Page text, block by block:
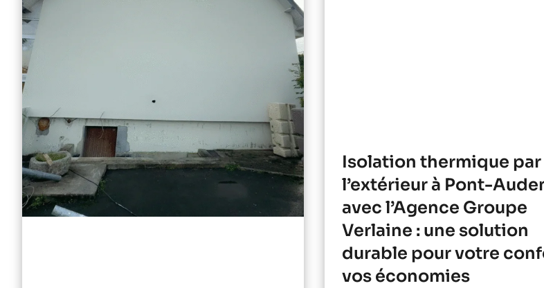
Isolation thermique par
l’extérieur à Pont-
avec l’Agence Groupe
Verlaine : une solution
durable pour votre
vos économies